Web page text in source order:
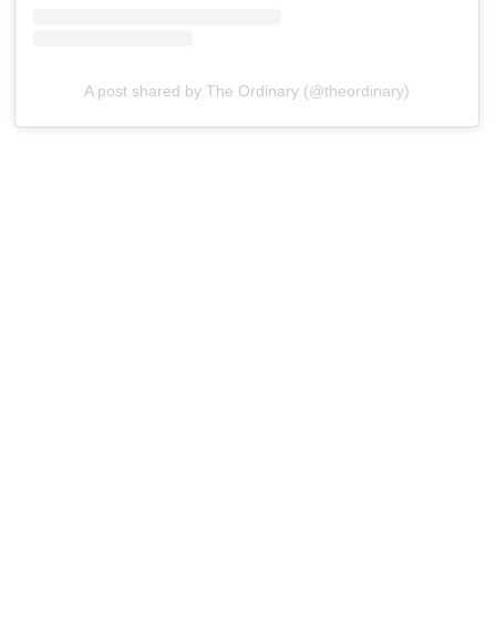
A post shared by The Ordinary (@theordinary)